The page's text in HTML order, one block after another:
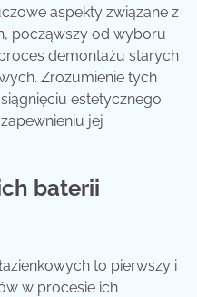
aspekty związane z
począwszy od wyboru
demontażu starych
Zrozumienie tych
estetycznego
jej
baterii
to pierwszy i
w procesie ich